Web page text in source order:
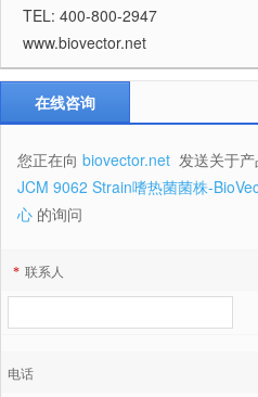
TEL: 400-800-2947
www.biovector.net
在线咨询
您正在向 biovector.net 发送关于产
JCM 9062 Strain嗜热菌菌株-
心 的询问
* 联系人
电话